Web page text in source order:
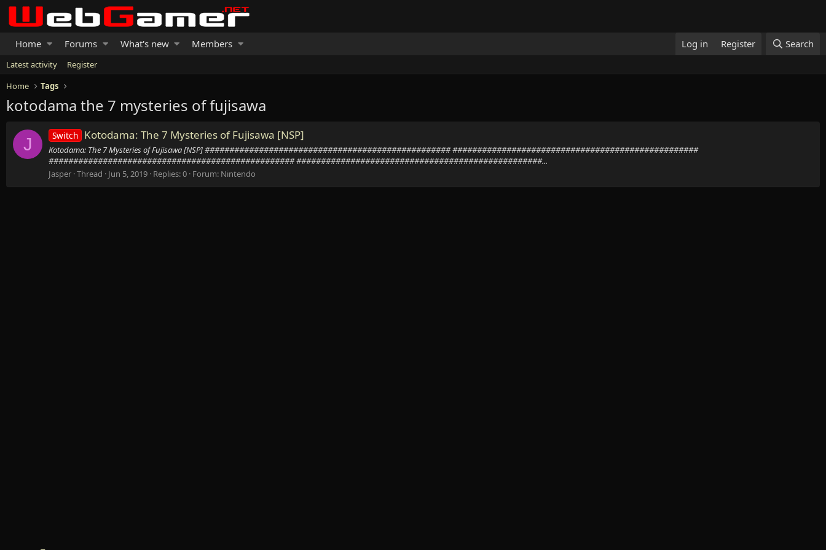
Home Forums What's new Members Log in Register Search
Latest activity
Register
Home
Tags
kotodama the 7 mysteries of fujisawa
J Switch Kotodama: The 7 Mysteries of Fujisawa [NSP]
Kotodama: The 7 Mysteries of Fujisawa [NSP] ################################################## ##################################################
################################################## ##################################################...
Jasper Thread Jun 5, 2019 Replies: 0 Forum: Nintendo